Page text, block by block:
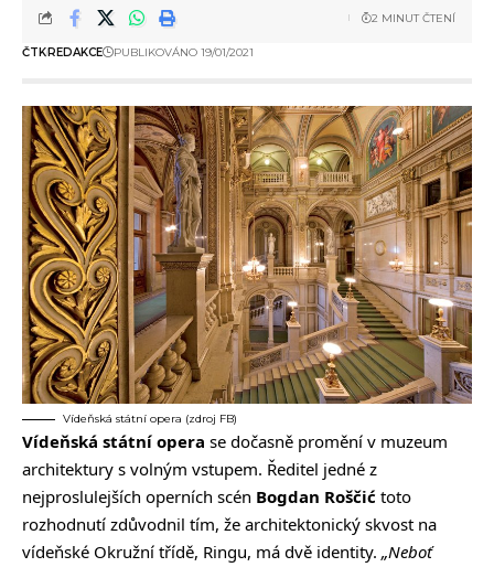
ČTKREDAKCE PUBLIKOVÁNO 19/01/2021
2 MINUT ČTENÍ
Vídeňská státní opera (zdroj FB)
Vídeňská státní opera se dočasně promění v muzeum
architektury s volným vstupem. Ředitel jedné z
nejproslulejších operních scén Bogdan Roščić toto
rozhodnutí zdůvodnil tím, že architektonický skvost na
vídeňské Okružní třídě, Ringu, má dvě identity. „Neboť